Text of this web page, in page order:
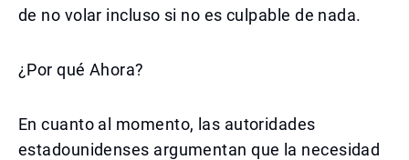
de no volar incluso si no es culpable de nada.
¿Por qué Ahora?
En cuanto al momento, las autoridades
estadounidenses argumentan que la necesidad